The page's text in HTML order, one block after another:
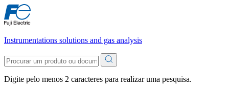
Instrumentations solutions and gas analysis
Digite pelo menos 2 caracteres para realizar uma pesquisa.